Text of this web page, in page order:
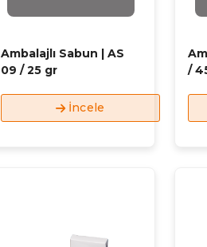
Ambalajlı Sabun | AS
09 / 25 gr
İncele
/